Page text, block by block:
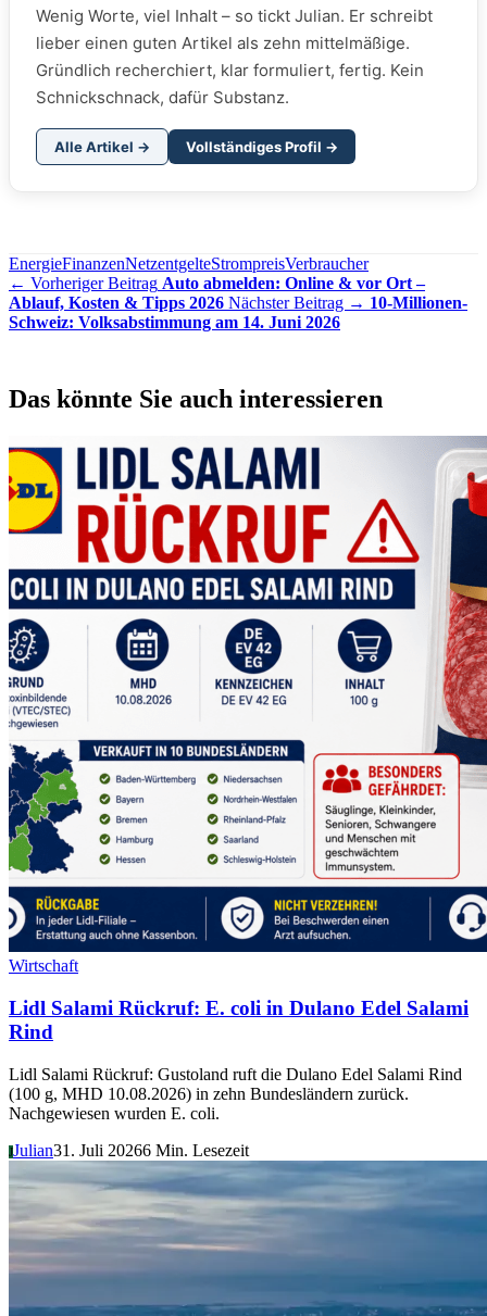
Wenig Worte, viel Inhalt – so tickt Julian. Er schreibt
lieber einen guten Artikel als zehn mittelmäßige.
Gründlich recherchiert, klar formuliert, fertig. Kein
Schnickschnack, dafür Substanz.
Alle Artikel → Vollständiges Profil →
EnergieFinanzenNetzentgelteStrompreisVerbraucher
← Vorheriger Beitrag Auto abmelden: Online & vor Ort –
Ablauf, Kosten & Tipps 2026 Nächster Beitrag → 10-Millionen-
Schweiz: Volksabstimmung am 14. Juni 2026
Das könnte Sie auch interessieren
Wirtschaft
Lidl Salami Rückruf: E. coli in Dulano Edel Salami
Rind
Lidl Salami Rückruf: Gustoland ruft die Dulano Edel Salami Rind
(100 g, MHD 10.08.2026) in zehn Bundesländern zurück.
Nachgewiesen wurden E. coli.
JJulian31. Juli 20266 Min. Lesezeit